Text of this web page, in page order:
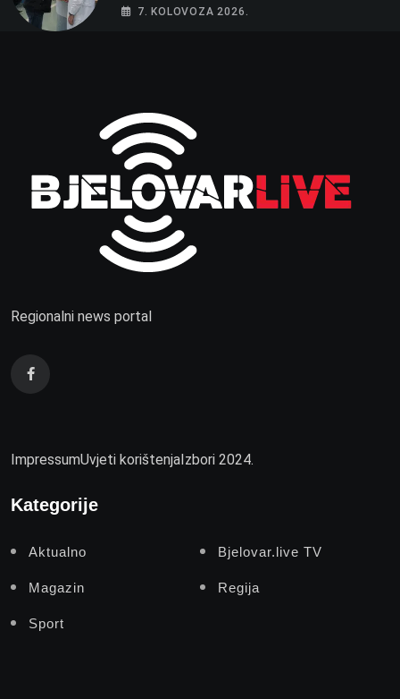
vikao na djelatnike
7. KOLOVOZA 2026.
Regionalni news portal
ImpressumUvjeti korištenjaIzbori 2024.
Kategorije
Aktualno Bjelovar.live TV
Magazin Regija
Sport